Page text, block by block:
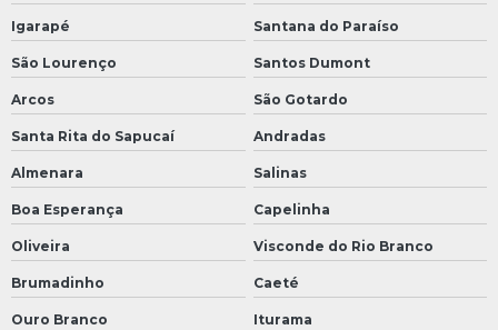
Igarapé Santana do Paraíso
São Lourenço Santos Dumont
Arcos São Gotardo
Santa Rita do Sapucaí Andradas
Almenara Salinas
Boa Esperança Capelinha
Oliveira Visconde do Rio Branco
Brumadinho Caeté
Ouro Branco Iturama